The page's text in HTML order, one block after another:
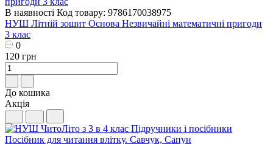
В наявності Код товару: 9786170038975
НУШ Літній зошит Основа Незвичайні математичні пригоди
3 клас
0
120 грн
До кошика
Акція